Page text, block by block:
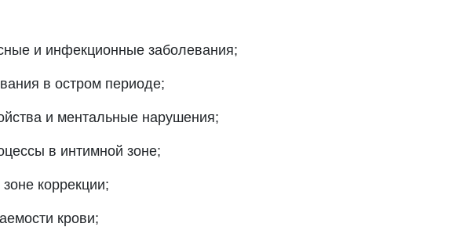
и инфекционные заболевания;
в остром периоде;
и ментальные нарушения;
в интимной зоне;
коррекции;
крови;